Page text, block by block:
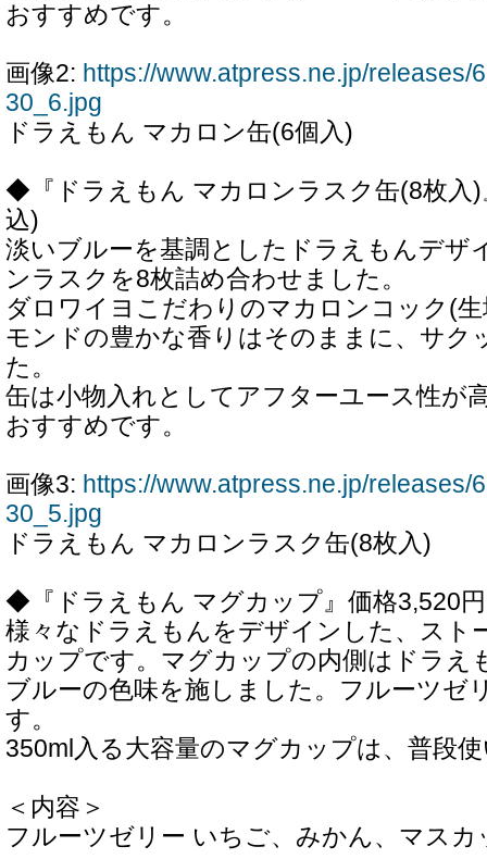
おすすめです。
画像2: https://www.atpress.ne.jp/releases/
30_6.jpg
ドラえもん マカロン缶(6個入)
◆『ドラえもん マカロンラスク缶(8枚入)
込)
淡いブルーを基調としたドラえもんデザ
ンラスクを8枚詰め合わせました。
ダロワイヨこだわりのマカロンコック(
モンドの豊かな香りはそのままに、サク
た。
缶は小物入れとしてアフターユース性が
おすすめです。
画像3: https://www.atpress.ne.jp/releases/
30_5.jpg
ドラえもん マカロンラスク缶(8枚入)
◆『ドラえもん マグカップ』価格3,520
様々なドラえもんをデザインした、スト
カップです。マグカップの内側はドラえ
ブルーの色味を施しました。フルーツゼ
す。
350ml入る大容量のマグカップは、普段
＜内容＞
フルーツゼリー いちご、みかん、マスカ